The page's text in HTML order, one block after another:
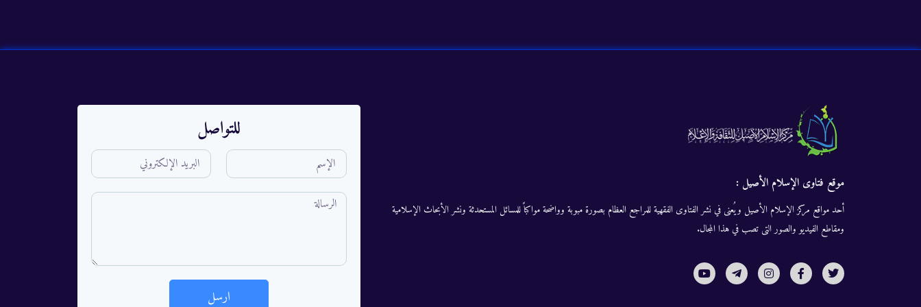
موقع فتاوى الإسلام الأصيل :
أحد مواقع مركز الإسلام الأصيل ويُعنى في نشر الفتاوى الفقهية للمراجع العظام بصورة مبوبة وواضحة مواكباً للمسائل المستحدثة ونشر الأبحاث الإسلامية
ومقاطع الفيديو والصور التى تصب في هذا المجال.
للتواصل
ارسل